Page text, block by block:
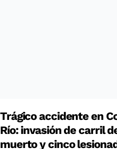
Trágico accidente en
Río: invasión de carril
muerto y cinco